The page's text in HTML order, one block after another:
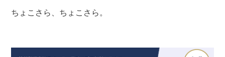
ちょこさら、ちょこさら。